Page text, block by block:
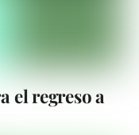
el regreso a